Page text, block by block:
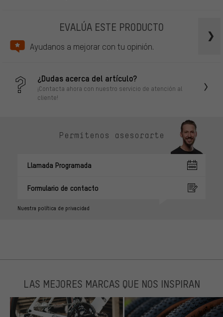
EVALÚA ESTE PRODUCTO
Ayudanos a mejorar con tu opinión.
¿Dudas acerca del artículo?
¡Contacta ahora con nuestro servicio de atención al
cliente!
Permítenos asesorarte
Llamada Programada
Formulario de contacto
Nuestra política de privacidad
LAS MEJORES MARCAS QUE NOS INSPIRAN